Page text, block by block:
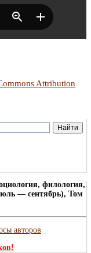
Attribution
филология,
— сентябрь), Том
авторов